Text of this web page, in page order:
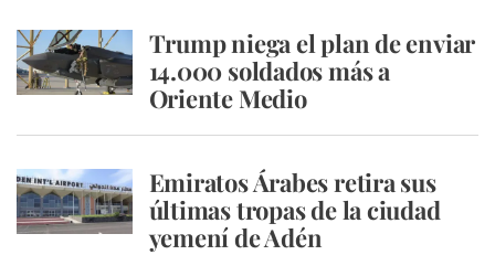
Trump niega el plan de enviar
14.000 soldados más a
Oriente Medio
Emiratos Árabes retira sus
últimas tropas de la ciudad
yemení de Adén